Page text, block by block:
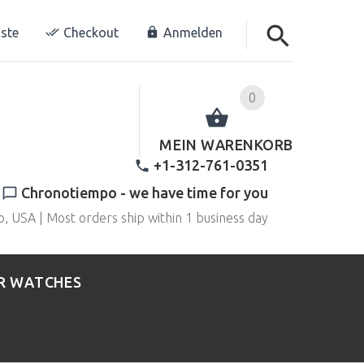
Checkout Anmelden
0
MEIN WARENKORB
+1-312-761-0351
Chronotiempo - we have time for you
USA | Most orders ship within 1 business day
WATCHES